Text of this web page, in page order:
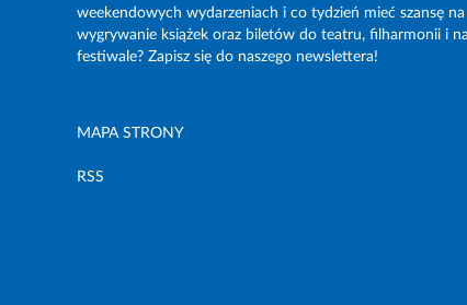
weekendowych wydarzeniach i co tydzień mieć szansę na
wygrywanie książek oraz biletów do teatru, filharmonii i na
festiwale? Zapisz się do naszego newslettera!
MAPA STRONY
RSS